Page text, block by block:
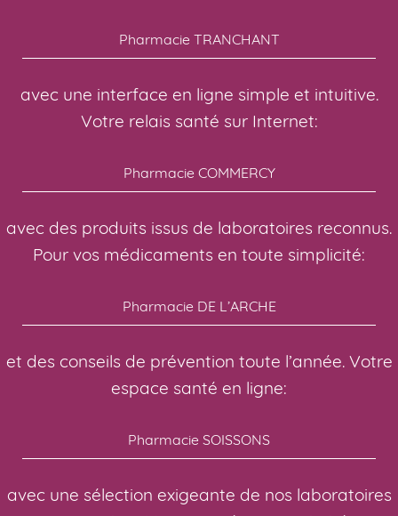
Pharmacie TRANCHANT
avec une interface en ligne simple et intuitive.
Votre relais santé sur Internet:
Pharmacie COMMERCY
avec des produits issus de laboratoires reconnus.
Pour vos médicaments en toute simplicité:
Pharmacie DE L’ARCHE
et des conseils de prévention toute l’année. Votre
espace santé en ligne:
Pharmacie SOISSONS
avec une sélection exigeante de nos laboratoires